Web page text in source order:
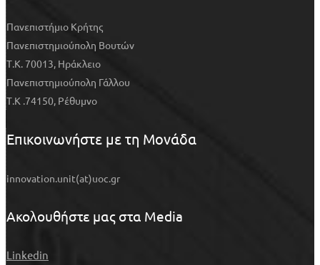
Πανεπιστήμιο Κρήτης
Πανεπιστημιούπολη Βουτών
Τ.Κ. 70013, Ηράκλειο
Πανεπιστημιούπολη Γάλλου
Τ.Κ .74150, Ρέθυμνο
Επικοινωνήστε με τη Μονάδα
innovation.unit(at)uoc.gr
Ακολουθήστε μας στα Media
Linkedin